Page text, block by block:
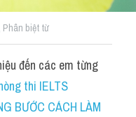
Phân biệt từ
đến các em từng
thi IELTS
BƯỚC CÁCH LÀM